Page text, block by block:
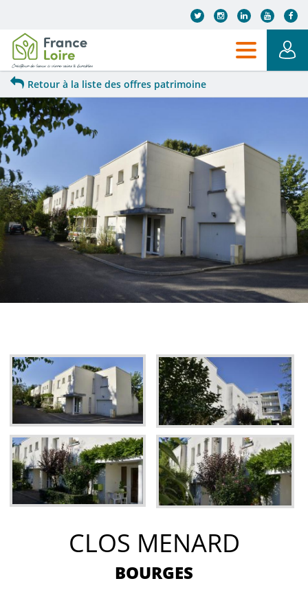
Retour à la liste des offres patrimoine
CLOS MENARD
BOURGES